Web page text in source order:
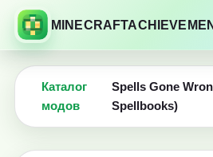
Каталог
модов
Spells Gone
Spellbooks)